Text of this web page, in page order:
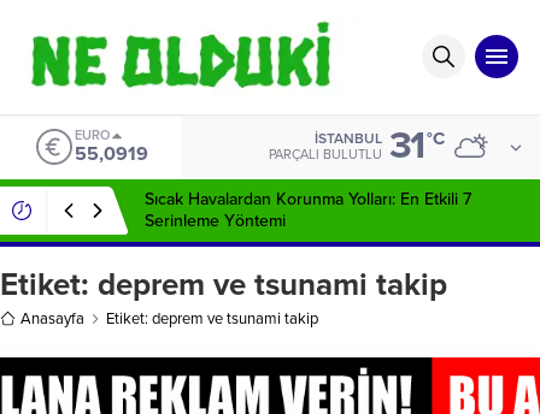
EURO
55,0919
İSTANBUL
PARÇALI BULUTLU 31°C
Sıcak Havalardan Korunma Yolları: En Etkili 7
Serinleme Yöntemi
Etiket: deprem ve tsunami takip
Anasayfa Etiket: deprem ve tsunami takip